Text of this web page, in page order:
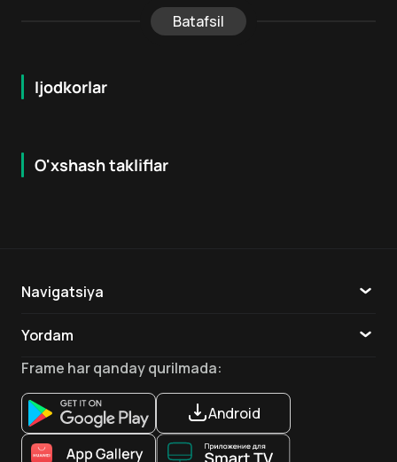
Batafsil
Ijodkorlar
O'xshash takliflar
16 + 7.9
Navigatsiya
Yordam
Aloqa
Ilovalar
Frame har qanday qurilmada:
Android